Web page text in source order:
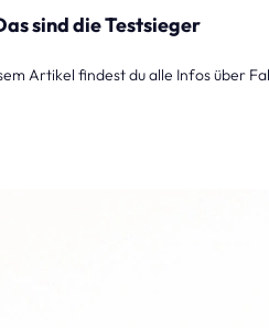
sind die Testsieger
Artikel findest du alle Infos über